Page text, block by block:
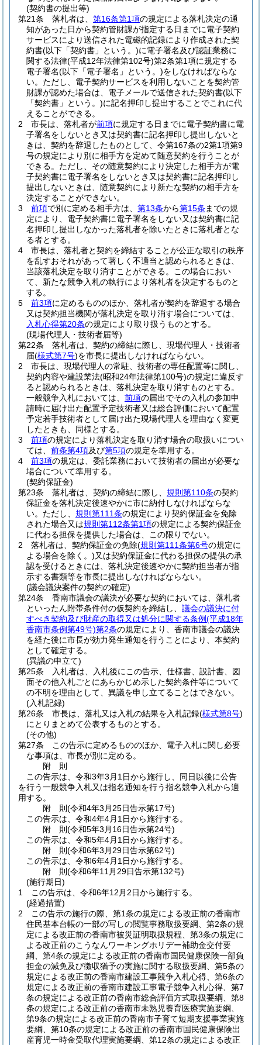
(契約書の提出等)
第21条
落札者は、 第16条第1項の規定による落札決定の通
知があった日から契約管財課が指定する日までに電子契約
サービスにより送信された電磁的記録により作成された契
約書(以下「契約書」という。)に電子署名及び認証業務に
関する法律(平成12年法律第102号)第2条第1項に規定する
電子署名(以下「電子署名」という。)をしなければならな
い。 ただし、電子契約サービスを利用しないことを契約管
財課が認めた場合は、電子メールで送信された契約書(以下
「契約書」という。)に記名押印し提出することでこれに代
えることができる。
2
市長は、落札者が前項に規定する日までに電子契約書に電
子署名をしないとき又は契約書に記名押印し提出しないと
きは、契約を辞退したものとして、令第167条の2第1項第9
号の規定により別に相手方を定めて随意契約を行うことが
できる。 ただし、その随意契約により決定した相手方が電
子契約書に電子署名をしないとき又は契約書に記名押印し
提出しないときは、随意契約により新たな契約の相手方を
決定することができない。
3
前項で別に定める相手方は、 第13条から第15条 までの規
定により、電子契約書に電子署名をしない又は契約書に記
名押印し提出しなかった落札者を除いたときに落札者とな
る者とする。
4
市長は、落札者と契約を締結することが公正な取引の秩序
を乱すおそれがあって著しく不適当と認められるときは、
当該落札決定を取り消すことができる。
この場合におい
て、新たな競争入札の執行により落札者を決定するものと
する。
5
前3項に定めるもののほか、落札者が契約を辞退する場合
又は契約担当機関が落札決定を取り消す場合については、
入札心得第20条の規定により取り扱うものとする。
(現場代理人・技術者届等)
第22条
落札者は、契約の締結に際し、現場代理人・技術者
届(様式第7号)を市長に提出しなければならない。
2
市長は、現場代理人の常駐、技術者の専任配置等に関し、
契約内容や建設業法(昭和24年法律第100号)の規定に違反す
ると認められるときは、落札決定を取り消すものとする。
一般競争入札においては、 前項の届出でその入札の参加申
請時に届け出た配置予定技術者又は総合評価において配置
予定若手技術者として届け出た現場代理人を理由なく変更
したときも、同様とする。
3
前項の規定により落札決定を取り消す場合の取扱いについ
ては、 前条第4項及び第5項の規定を準用する。
4
前3項の規定は、委託業務において技術者の届出が必要な
場合について準用する。
(契約保証金)
第23条
落札者は、契約の締結に際し、 規則第110条の契約
保証金を落札決定後速やかに市に納付しなければならな
い。 ただし、 規則第111条の規定により契約保証金を免除
された場合又は規則第112条第1項の規定による契約保証金
に代わる担保を提供した場合は、この限りでない。
2
落札者は、契約保証金の免除(規則第111条第6号の規定に
よる場合を除く。)又は契約保証金に代わる担保の提供の承
認を受けるときには、落札決定後速やかに契約担当者が指
示する書類等を市長に提出しなければならない。
(議会議決案件の契約の確定)
第24条
香南市議会の議決が必要な契約においては、落札者
といったん附帯条件付の仮契約を締結し、 議会の議決に付
すべき契約及び財産の取得又は処分に関する条例(平成18年
香南市条例第49号)第2条の規定により、香南市議会の議決
を経た後に市長が効力発生通知を行うことにより、本契約
として確定する。
(異議の申立て)
第25条
入札者は、入札後にこの告示、仕様書、設計書、図
面その他入札ごとにあらかじめ示した契約条件等について
の不明を理由として、異議を申し立てることはできない。
(入札記録)
第26条
市長は、落札又は入札の結果を入札記録(様式第8号)
にとりまとめて公表するものとする。
(その他)
第27条
この告示に定めるもののほか、電子入札に関し必要
な事項は、市長が別に定める。
附 則
この告示は、令和3年3月1日から施行し、同日以後に公告
を行う一般競争入札又は指名通知を行う指名競争入札から適
用する。
附 則(令和4年3月25日告示第17号)
この告示は、令和4年4月1日から施行する。
附 則(令和5年3月16日告示第24号)
この告示は、令和5年4月1日から施行する。
附 則(令和6年3月29日告示第62号)
この告示は、令和6年4月1日から施行する。
附 則(令和6年11月29日告示第132号)
(施行期日)
1
この告示は、令和6年12月2日から施行する。
(経過措置)
2
この告示の施行の際、第1条の規定による改正前の香南市
住民基本台帳の一部の写しの閲覧事務取扱要綱、第2条の規
定による改正前の香南市被災証明取扱規程、第3条の規定に
よる改正前のこうなんワーキングホリデー補助金交付要
綱、第4条の規定による改正前の香南市国民健康保険一部負
担金の減免及び徴収猶予の実施に関する取扱要綱、第5条の
規定による改正前の香南市建設工事競争入札心得、第6条の
規定による改正前の香南市建設工事電子競争入札心得、第7
条の規定による改正前の香南市総合評価方式取扱要綱、第8
条の規定による改正前の香南市未熟児養育医療実施要綱、
第9条の規定による改正前の香南市子育て短期支援事業実施
要綱、第10条の規定による改正前の香南市国民健康保険出
産育児一時金受取代理実施要綱、第12条の規定による改正